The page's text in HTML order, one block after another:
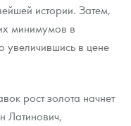
данных
истории. Затем,
минимумов в
увеличившись в цене
рост золота начнет
Латинович,